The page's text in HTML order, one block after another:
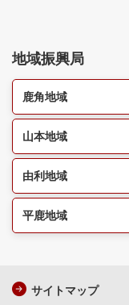
地域振興局
鹿角地域
山本地域
由利地域
平鹿地域
サイトマップ